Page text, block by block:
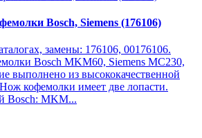
Bosch, Siemens (176106)
замены: 176106, 00176106.
Bosch MKM60, Siemens MC230,
выполнено из высококачественной
кофемолки имеет две лопасти.
Bosch: MKM...